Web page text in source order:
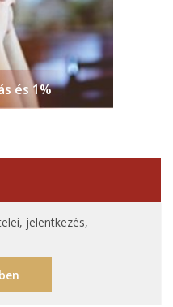
és 1%
jelentkezés,